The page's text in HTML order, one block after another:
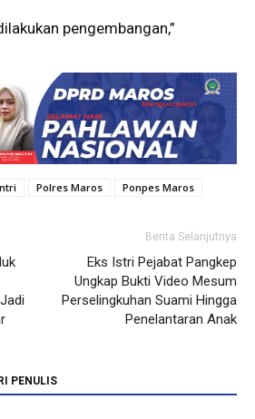
pengembangan,”
Polres Maros Ponpes Maros
Berita Selanjutnya
Eks Istri Pejabat Pangkep
Ungkap Bukti Video Mesum
Perselingkuhan Suami Hingga
Penelantaran Anak
PENULIS